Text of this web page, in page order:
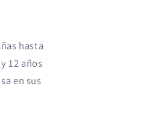
hasta
12 años
en sus